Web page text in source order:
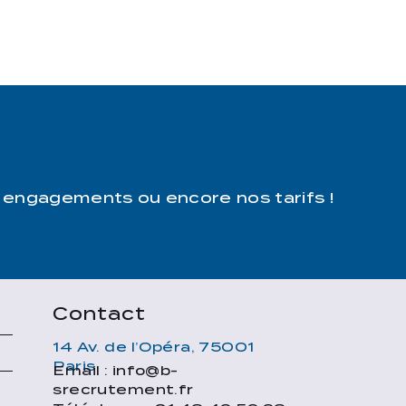
ou encore nos tarifs !
Contact
14 Av. de l’Opéra, 75001
Paris
Email : info@b-
srecrutement.fr